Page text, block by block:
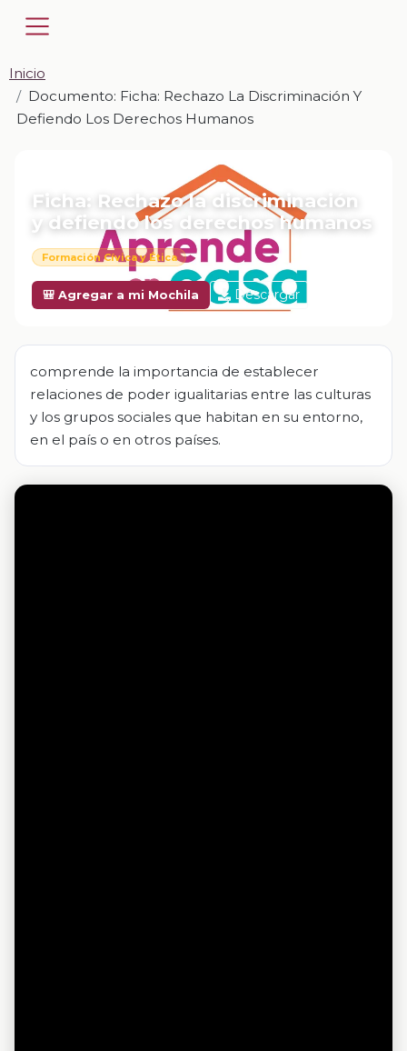
Inicio
Documento: Ficha: Rechazo La Discriminación Y
Defiendo Los Derechos Humanos
Ficha: Rechazo la discriminación
y defiendo los derechos humanos
Formación Cívica y Ética
🎒 Agregar a mi Mochila Descargar
comprende la importancia de establecer
relaciones de poder igualitarias entre las culturas
y los grupos sociales que habitan en su entorno,
en el país o en otros países.